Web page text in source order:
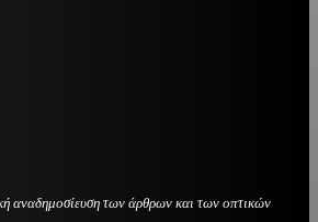
αναδημοσίευση των άρθρων και των οπτικών